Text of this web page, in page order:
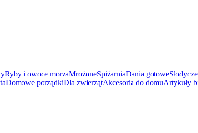
Ryby i owoce morzaMrożoneSpiżarniaDania gotowe
Domowe porządkiDla zwierzątAkcesoria do domuArtykuły